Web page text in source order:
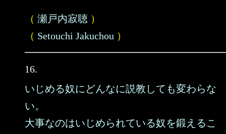
（ 瀬戸内寂聴 ）
（ Setouchi Jakuchou ）
16.
いじめる奴にどんなに説教しても変わらな
い。
大事なのはいじめられている奴を鍛えるこ